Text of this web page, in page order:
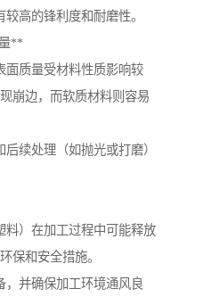
高的锋利度和耐磨性。
**
质量受材料性质影响较
崩边，而软质材料则容易
续处理（如抛光或打磨）
）在加工过程中可能释放
保和安全措施。
并确保加工环境通风良